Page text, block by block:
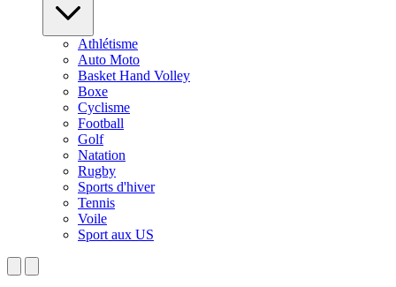
Athlétisme
Auto Moto
Basket Hand Volley
Boxe
Cyclisme
Football
Golf
Natation
Rugby
Sports d'hiver
Tennis
Voile
Sport aux US